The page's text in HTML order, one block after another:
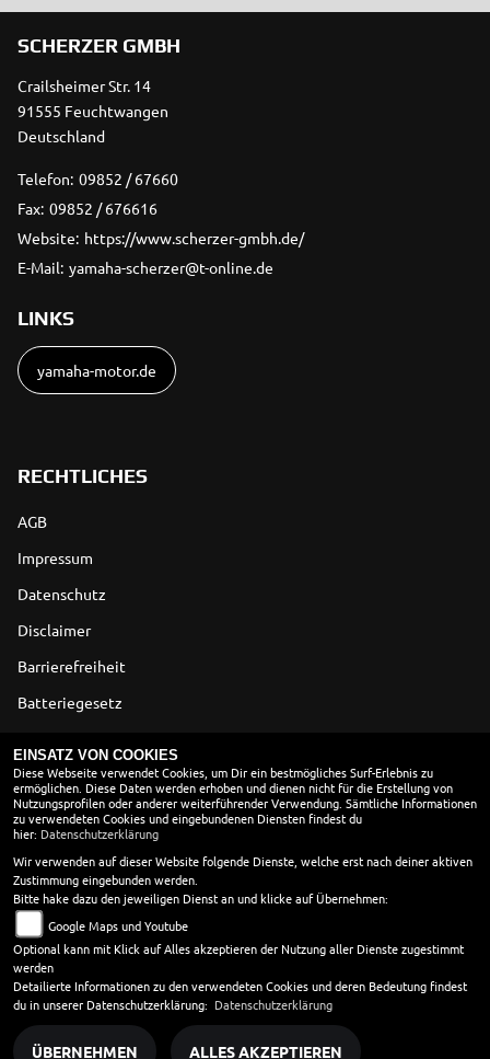
SCHERZER GMBH
Crailsheimer Str. 14
91555 Feuchtwangen
Deutschland
Telefon: 09852 / 67660
Fax: 09852 / 676616
Website: https://www.scherzer-gmbh.de/
E-Mail: yamaha-scherzer@t-online.de
LINKS
yamaha-motor.de
RECHTLICHES
AGB
Impressum
Datenschutz
Disclaimer
Barrierefreiheit
Batteriegesetz
ÖFFNUNGSZEITEN
Montag:
geschlossen
Dienstag:
09:00 - 13:00 und 14:00 - 18:00
Mittwoch:
09:00 - 13:00 und 14:00 - 18:00
Donnerstag:
09:00 - 13:00 und 14:00 - 18:00
Freitag:
09:00 - 13:00 und 14:00 - 18:00
Samstag:
09:00 - 13:00
Sonntag:
geschlossen
EINSATZ VON COOKIES
Diese Webseite verwendet Cookies, um Dir ein bestmögliches Surf-Erlebnis zu
ermöglichen. Diese Daten werden erhoben und dienen nicht für die Erstellung von
Nutzungsprofilen oder anderer weiterführender Verwendung. Sämtliche Informationen
zu verwendeten Cookies und eingebundenen Diensten findest du
hier: Datenschutzerklärung
Wir verwenden auf dieser Website folgende Dienste, welche erst nach deiner aktiven
Zustimmung eingebunden werden.
Bitte hake dazu den jeweiligen Dienst an und klicke auf Übernehmen:
Google Maps und Youtube
Optional kann mit Klick auf Alles akzeptieren der Nutzung aller Dienste zugestimmt
werden
Detailierte Informationen zu den verwendeten Cookies und deren Bedeutung findest
du in unserer Datenschutzerklärung: Datenschutzerklärung
ÜBERNEHMEN ALLES AKZEPTIEREN